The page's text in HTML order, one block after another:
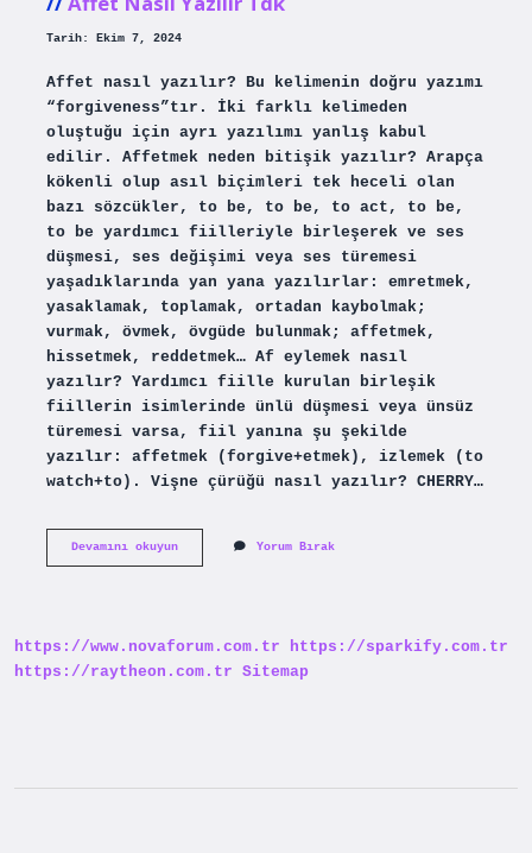
Tarih: Ekim 7, 2024
Affet nasıl yazılır? Bu kelimenin doğru yazımı
“forgiveness”tır. İki farklı kelimeden
oluştuğu için ayrı yazılımı yanlış kabul
edilir. Affetmek neden bitişik yazılır? Arapça
kökenli olup asıl biçimleri tek heceli olan
bazı sözcükler, to be, to be, to act, to be,
to be yardımcı fiilleriyle birleşerek ve ses
düşmesi, ses değişimi veya ses türemesi
yaşadıklarında yan yana yazılırlar: emretmek,
yasaklamak, toplamak, ortadan kaybolmak;
vurmak, övmek, övgüde bulunmak; affetmek,
hissetmek, reddetmek… Af eylemek nasıl
yazılır? Yardımcı fiille kurulan birleşik
fiillerin isimlerinde ünlü düşmesi veya ünsüz
türemesi varsa, fiil yanına şu şekilde
yazılır: affetmek (forgive+etmek), izlemek (to
watch+to). Vişne çürüğü nasıl yazılır? CHERRY…
Devamını okuyunAffet
Yorum Bırak
https://www.novaforum.com.tr
https://sparkify.com.tr
https://raytheon.com.tr Sitemap